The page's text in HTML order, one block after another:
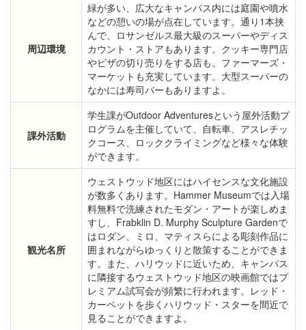
周辺環境
緑が多い、広大なキャンパス内には庭園や噴水
などの憩いの場が点在しています。通り1本挟
んで、ロサンゼルス最大級のスーパーやディス
カウント・ストアもあります。クッキー専門店
やピザの切り売りをする店も。ファーマーズ・
マーケットも充実しています。大型スーパーの
なかには寿司バーもありますよ。
課外活動
学生課がOutdoor Adventuresという屋外活動プ
ログラムを主催していて、自転車、アスレチッ
クコース、ロッククライミングなど様々な体験
ができます。
観光名所
ウェストウッド地区にはハイセンスな文化施設
が数多くあります。Hammer Museumでは入場
料無料で洗練されたモダン・アートが楽しめま
すし、Frabklin D. Murphy Sculpture Gardenで
はロダン、ミロ、マティスらによる彫刻作品に
囲まれながらゆっくりと散策することができま
す。また、ハリウッドに近いため、キャンパス
に隣接するウェストウッド地区の映画館ではプ
レミアム試写会が頻繁に行われます。レッド・
カーペットを歩くハリウッド・スターを間近で
見ることができますよ。